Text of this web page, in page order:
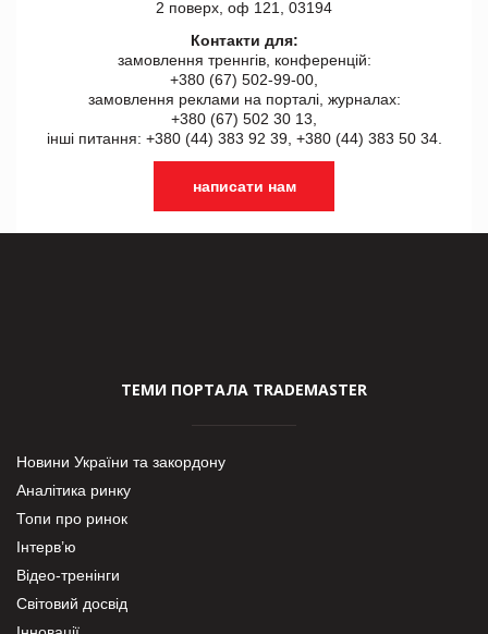
2 поверх, оф 121, 03194
Контакти для:
замовлення треннгів, конференцій:
+380 (67) 502-99-00,
замовлення реклами на порталі, журналах:
+380 (67) 502 30 13,
інші питання: +380 (44) 383 92 39, +380 (44) 383 50 34.
написати нам
ТЕМИ ПОРТАЛА TRADEMASTER
Новини України та закордону
Аналітика ринку
Топи про ринок
Інтерв’ю
Відео-тренінги
Світовий досвід